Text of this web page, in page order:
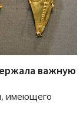
важную
имеющего